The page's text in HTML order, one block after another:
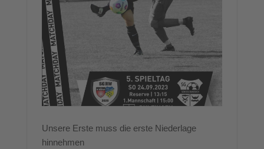
Unsere Erste muss die erste Niederlage
hinnehmen